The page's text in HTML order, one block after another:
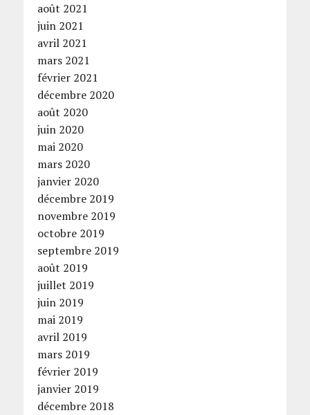
août 2021
juin 2021
avril 2021
mars 2021
février 2021
décembre 2020
août 2020
juin 2020
mai 2020
mars 2020
janvier 2020
décembre 2019
novembre 2019
octobre 2019
septembre 2019
août 2019
juillet 2019
juin 2019
mai 2019
avril 2019
mars 2019
février 2019
janvier 2019
décembre 2018